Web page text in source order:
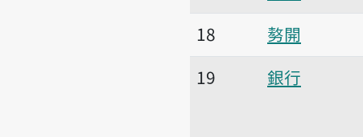
18
𠢕開
19
銀行